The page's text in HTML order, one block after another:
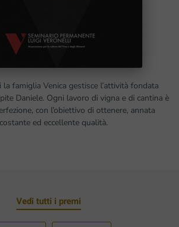
la famiglia Venica gestisce l’attività fondata
Daniele. Ogni lavoro di vigna e di cantina è
con l’obiettivo di ottenere, annata
ed eccellente qualità.
Vedi tutti i premi